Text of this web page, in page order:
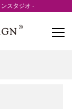
スタジオ -